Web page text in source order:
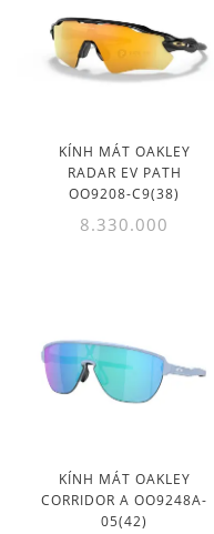
KÍNH MÁT OAKLEY
RADAR EV PATH
OO9208-C9(38)
8.330.000
KÍNH MÁT OAKLEY
CORRIDOR A OO9248A-
05(42)